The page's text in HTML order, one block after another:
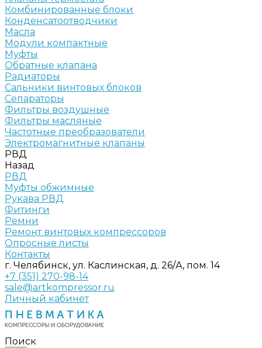
Комбинированные блоки
Конденсатоотводчики
Масла
Модули компактные
Муфты
Обратные клапана
Радиаторы
Сальники винтовых блоков
Сепараторы
Фильтры воздушные
Фильтры масляные
Частотные преобразователи
Электромагнитные клапаны
РВД
Назад
РВД
Муфты обжимные
Рукава РВД
Фитинги
Ремни
Ремонт винтовых компрессоров
Опросные листы
Контакты
г. Челябинск, ул. Каслинская, д. 26/А, пом. 14
+7 (351) 270-98-14
sale@artkompressor.ru
Личный кабинет
Поиск